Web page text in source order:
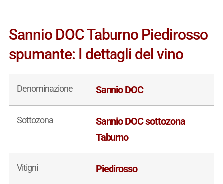
Sannio DOC Taburno Piedirosso
spumante: I dettagli del vino
Denominazione Sannio DOC
Sottozona
Sannio DOC sottozona
Taburno
Vitigni Piedirosso